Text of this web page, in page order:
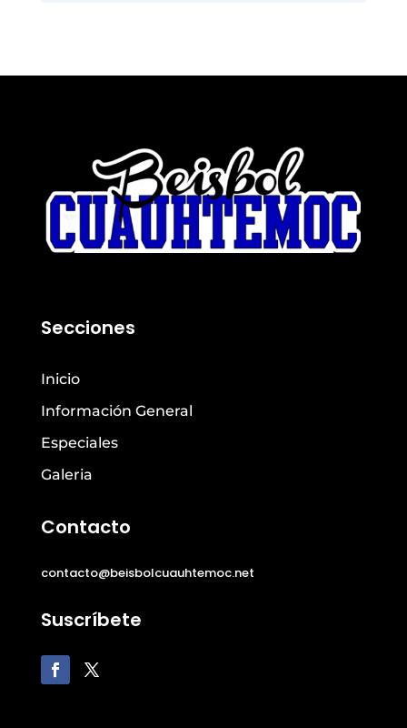
Secciones
Inicio
Información General
Especiales
Galeria
Contacto
contacto@beisbolcuauhtemoc.net
Suscríbete